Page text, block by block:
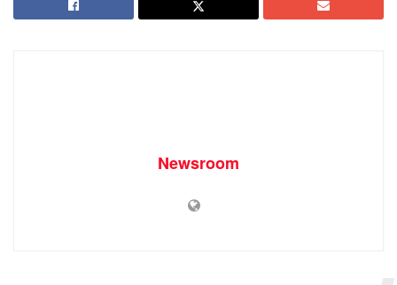
Newsroom